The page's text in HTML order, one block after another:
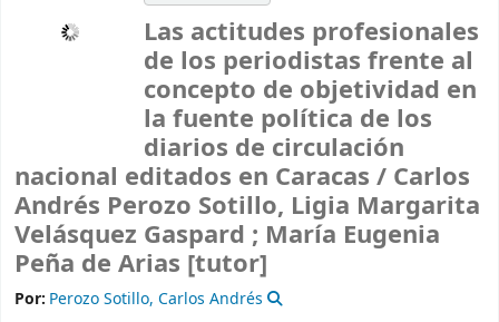
Las actitudes profesionales
de los periodistas frente al
concepto de objetividad en
la fuente política de los
diarios de circulación
nacional editados en Caracas / Carlos
Andrés Perozo Sotillo, Ligia Margarita
Velásquez Gaspard ; María Eugenia
Peña de Arias [tutor]
Por: Perozo Sotillo, Carlos Andrés